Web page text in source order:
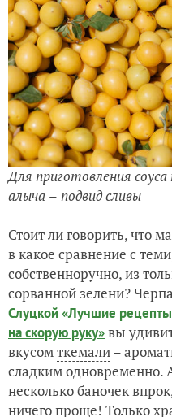
Для приготовления
алыча – подвид сливы
Стоит ли говорить, что
в какое сравнение с
собственноручно, из
сорванной зелени?
Слуцкой «Лучшие
на скорую руку»вы
вкусомткемали–
сладким одновременно.
несколько баночек
ничего проще! Только